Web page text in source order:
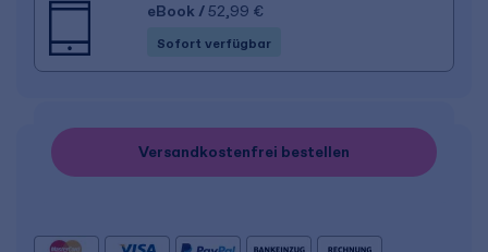
eBook / 52,99 €
Sofort verfügbar
Versandkostenfrei bestellen